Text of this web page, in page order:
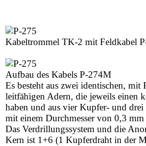
Kabeltrommel TK-2 mit Feldkabel
Aufbau des Kabels P-274M
Es besteht aus zwei identischen,
leitfähigen Adern, die jeweils einen
haben und aus vier Kupfer- und
mit einem Durchmesser von 0,3
Das Verdrillungssystem und die
Kern ist 1+6 (1 Kupferdraht in der